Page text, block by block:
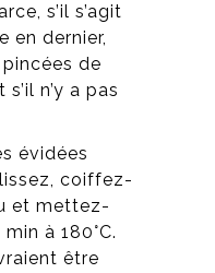
s’il s’agit
en dernier,
de
n’y a pas
évidées
coiffez-
et mettez-
à 180°C.
être